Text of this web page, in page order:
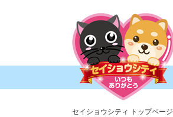
セイショウシティ トップページ